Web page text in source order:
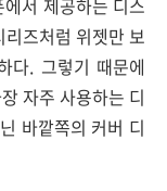
서 제공하는 디스
즈처럼 위젯만 보
다. 그렇기 때문에
자주 사용하는 디
바깥쪽의 커버 디